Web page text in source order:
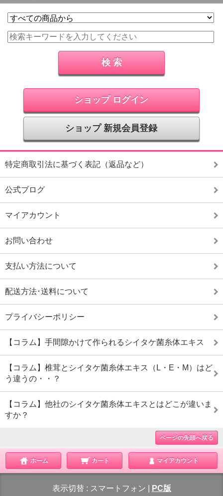
ショップ ログイン
ショップ 新規会員登録
特定商取引法に基づく表記（返品など）
公式ブログ
マイアカウント
お問い合わせ
支払い方法について
配送方法･送料について
プライバシーポリシー
【コラム】手間隙かけて作られるシイタケ菌糸体エキス
【コラム】椎茸とシイタケ菌糸体エキス（L・E・M）はど
う違うの・・？
【コラム】他社のシイタケ菌糸体エキスとはどこが違いま
すか？
ページの先頭へ戻る
ホーム カート マイアカウント
表示切替 : スマートフォン PC版